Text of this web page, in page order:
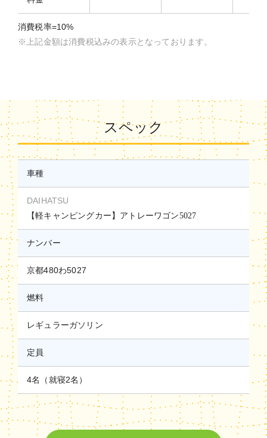
消費税率=10%
※上記金額は消費税込みの表示となっております。
スペック
車種
DAIHATSU
【軽キャンピングカー】アトレーワゴン5027
ナンバー
京都480わ5027
燃料
レギュラーガソリン
定員
4名（就寝2名）